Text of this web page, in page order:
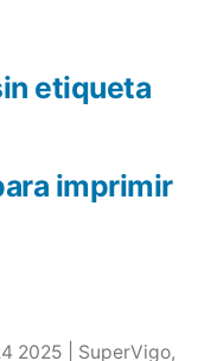
imprimir
etiqueta
2025 | SuperVigo,